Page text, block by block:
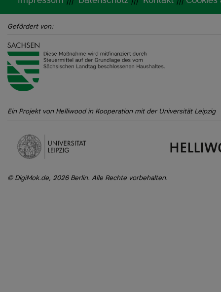
Gefördert von:
Ein Projekt von Helliwood in Kooperation mit der Universität Leipzig
DigiMok.de, 2026 Berlin. Alle Rechte vorbehalten.